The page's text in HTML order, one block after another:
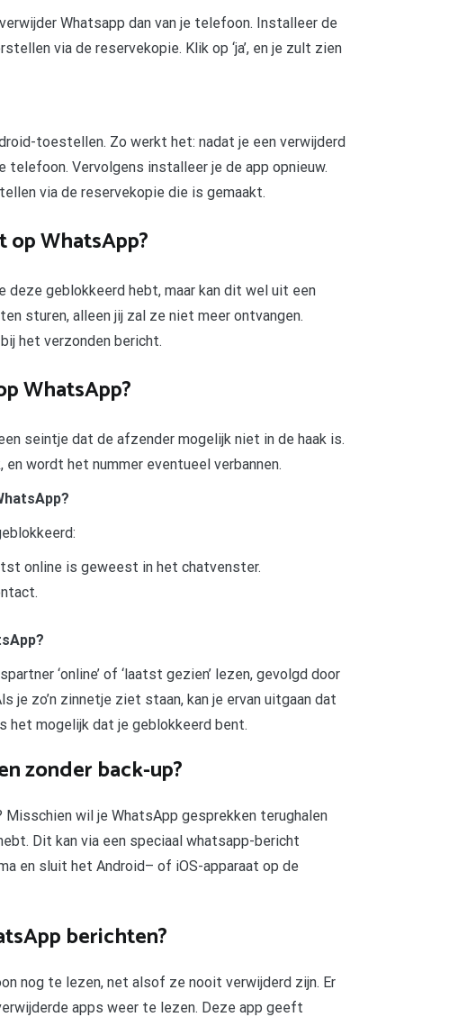
Whatsapp dan van je telefoon. Installeer de
via de reservekopie. Klik op ‘ja’, en je zult zien
toestellen. Zo werkt het: nadat je een verwijderd
telefoon. Vervolgens installeer je de app opnieuw.
via de reservekopie die is gemaakt.
WhatsApp?
geblokkeerd hebt, maar kan dit wel uit een
sturen, alleen jij zal ze niet meer ontvangen.
het verzonden bericht.
WhatsApp?
seintje dat de afzender mogelijk niet in de haak is.
wordt het nummer eventueel verbannen.
online is geweest in het chatvenster.
‘online’ of ‘laatst gezien’ lezen, gevolgd door
zo’n zinnetje ziet staan, kan je ervan uitgaan dat
het mogelijk dat je geblokkeerd bent.
zonder back-up?
wil je WhatsApp gesprekken terughalen
Dit kan via een speciaal whatsapp-bericht
en sluit het Android– of iOS-apparaat op de
berichten?
nog te lezen, net alsof ze nooit verwijderd zijn. Er
apps weer te lezen. Deze app geeft